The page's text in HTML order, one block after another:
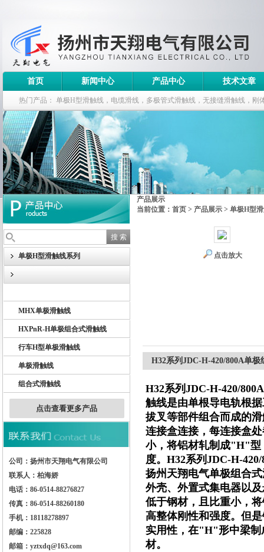
扬州市天翔电气有限公司
首页 新闻中心 产品中心 技术文章
热门产品： 单极H型滑触线，电缆滑线，多极管式滑触线，无接缝滑触线，刚
钢电缆滑车
单极H型滑触线系列
BHD单极滑触线
MHX单极滑触线
HXPnR-H单极组合式滑触线
行车H型单极滑触线
单极滑触线
组合式滑触线
点击查看更多产品
公司：扬州市天翔电气有限公司
联系人：柏海娇
电话：86-0514-88276827
传真：86-0514-88260180
手机：18118278897
邮编：225828
邮箱：yztxdq@163.com
产品展示
当前位置： 首页 > 产品展示 > 单极H型
点击放大
H32系列JDC-H-420/800A单极
H32系列JDC-H-420/
触线是由单根导电轨根
拔叉等部件组合而成的
连接盒连接，每连接盒
小，将铝材轧制成"H"型
度。 H32系列JDC-H-
扬州天翔电气单极组合
外壳、外置式集电器以
低于钢材，且比重小，
高整体刚性和强度。但
实用性，在"H"形中梁制
材。